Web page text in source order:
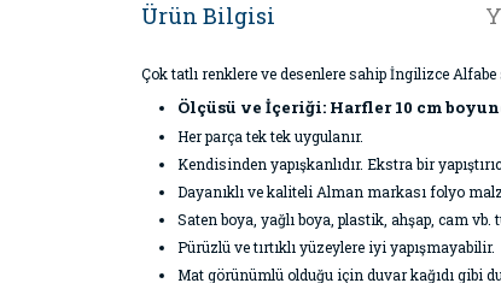
Ürün Bilgisi
Çok tatlı renklere ve desenlere sahip İngilizce
Ölçüsü ve İçeriği: Harfler 10 cm
Her parça tek tek uygulanır.
Kendisinden yapışkanlıdır. Ekstra bir
Dayanıklı ve kaliteli Alman markası folyo
Saten boya, yağlı boya, plastik, ahşap, cam
Pürüzlü ve tırtıklı yüzeylere iyi yapışmayabilir.
Mat görünümlü olduğu için duvar kağıdı gibi